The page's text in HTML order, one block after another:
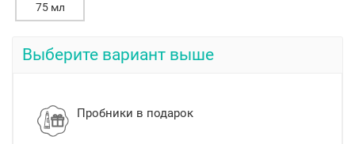
75 мл
Выберите вариант выше
Пробники в подарок